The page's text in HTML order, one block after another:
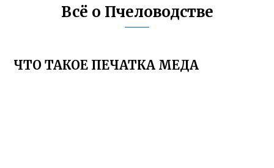
Всё о Пчеловодстве
ЧТО ТАКОЕ ПЕЧАТКА МЕДА